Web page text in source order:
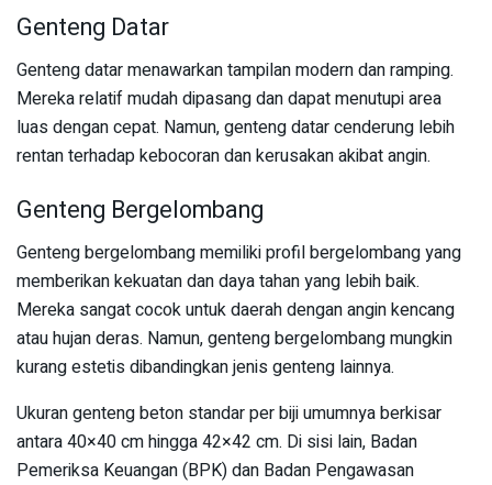
Genteng Datar
Genteng datar menawarkan tampilan modern dan ramping.
Mereka relatif mudah dipasang dan dapat menutupi area
luas dengan cepat. Namun, genteng datar cenderung lebih
rentan terhadap kebocoran dan kerusakan akibat angin.
Genteng Bergelombang
Genteng bergelombang memiliki profil bergelombang yang
memberikan kekuatan dan daya tahan yang lebih baik.
Mereka sangat cocok untuk daerah dengan angin kencang
atau hujan deras. Namun, genteng bergelombang mungkin
kurang estetis dibandingkan jenis genteng lainnya.
Ukuran genteng beton standar per biji umumnya berkisar
antara 40×40 cm hingga 42×42 cm. Di sisi lain, Badan
Pemeriksa Keuangan (BPK) dan Badan Pengawasan